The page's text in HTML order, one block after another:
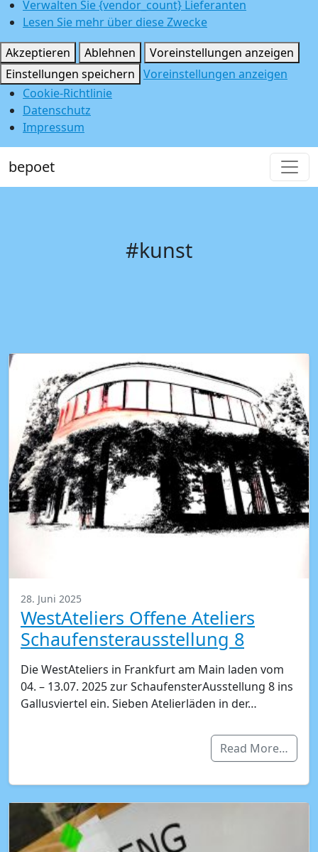
Verwalten Sie {vendor_count} Lieferanten
Lesen Sie mehr über diese Zwecke
Akzeptieren
Ablehnen
Voreinstellungen anzeigen
Einstellungen speichern Voreinstellungen anzeigen
Cookie-Richtlinie
Datenschutz
Impressum
bepoet
#kunst
28. Juni 2025
WestAteliers Offene Ateliers
Schaufensterausstellung 8
Die WestAteliers in Frankfurt am Main laden vom
04. – 13.07. 2025 zur SchaufensterAusstellung 8 ins
Gallusviertel ein. Sieben Atelierläden in der…
Read More…